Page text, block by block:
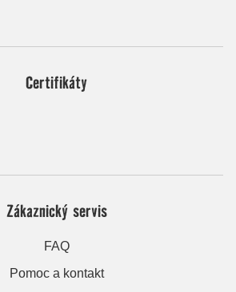
Certifikáty
Zákaznický servis
FAQ
Pomoc a kontakt